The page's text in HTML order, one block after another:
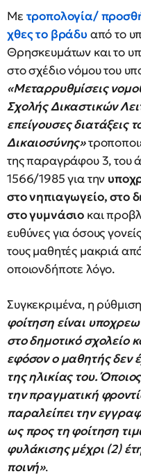
Με τροπολογία/
χθες το βράδυ από το
Θρησκευμάτων και το
στο σχέδιο νόμου του
«Μεταρρυθμίσεις
Σχολής Δικαστικών
επείγουσες διατάξεις
Δικαιοσύνης»
της παραγράφου 3, του
1566/1985 για την
στο νηπιαγωγείο, στο
στο γυμνάσιο και
ευθύνες για όσους
τους μαθητές μακριά
οποιονδήποτε λόγο.
Συγκεκριμένα, η
φοίτηση είναι
στο δημοτικό σχολείο
εφόσον ο μαθητής δεν
της ηλικίας του.
την πραγματική
παραλείπει την
ως προς τη φοίτηση
φυλάκισης μέχρι (2)
ποινή».